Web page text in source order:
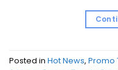
Posted in Hot News, Promo